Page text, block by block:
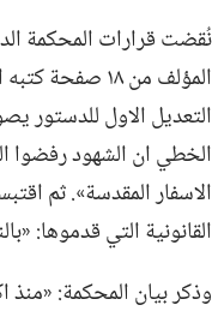
المؤلف من ١٨
التعديل الاول للدستور
الخطي ان الشهود رفضوا
الاسفار المقدسة».‏ ثم
القانونية التي قدموها:‏